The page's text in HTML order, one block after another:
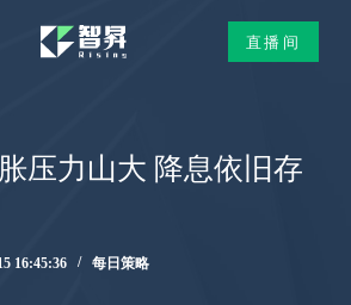
直播间
压力山大 降息依旧存
16:45:36 每日策略